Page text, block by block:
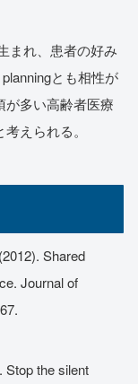
まれ、患者の好み
とも相性が
が多い高齢者医療
えられる。
Shared
Journal of
Stop the silent